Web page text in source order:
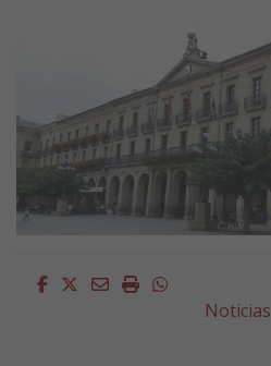
Facebook
Twitter
EmailImprimirWhatsapp
Noticias